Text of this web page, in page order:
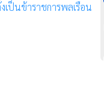
ป็นข้าราชการพลเรือน